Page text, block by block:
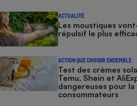
ACTUALITÉ
Les moustiques
répulsif le plus
ACTION QUE CHOISIR ENSEMBLE
Test des crèmes
Temu, Shein et
dangereuses pour la
consommateurs